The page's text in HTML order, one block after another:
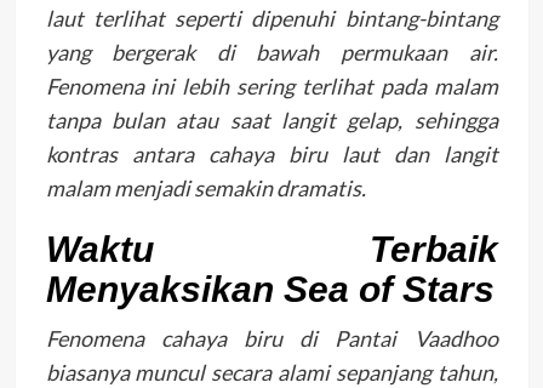
laut terlihat seperti dipenuhi bintang-bintang
yang bergerak di bawah permukaan air.
Fenomena ini lebih sering terlihat pada malam
tanpa bulan atau saat langit gelap, sehingga
kontras antara cahaya biru laut dan langit
malam menjadi semakin dramatis.
Waktu Terbaik
Menyaksikan Sea of Stars
Fenomena cahaya biru di Pantai Vaadhoo
biasanya muncul secara alami sepanjang tahun,